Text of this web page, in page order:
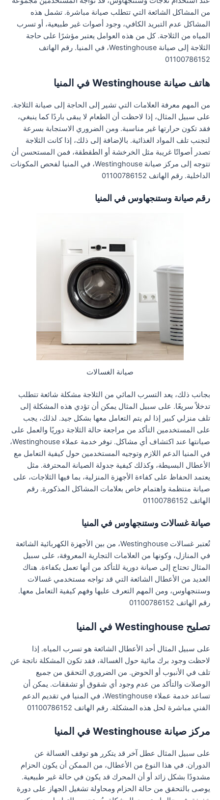
من المشاكل الشائعة التي تتطلب صيانة مباشرة. تشمل هذه
المشاكل عدم التبريد الكافي، وجود أصوات غير طبيعية، أو تسرب
المياه من الثلاجة. كل من هذه العوامل يعتبر مؤشرًا على حاجة
الثلاجة إلى صيانة Westinghouse، في المنيا. رقم الهاتف
01100786152
هاتف صيانة Westinghouse في المنيا
من المهم معرفة العلامات التي تشير إلى الحاجة إلى صيانة الثلاجة.
على سبيل المثال، إذا لاحظت أن الطعام لا يبقى باردًا كما ينبغي،
فقد تكون حرارتها غير مناسبة. ومن الضروري الاستجابة بسرعة
لتجنب تلف المواد الغذائية. بالإضافة إلى ذلك، إذا كانت الثلاجة
تصدر أصواتًا غريبة مثل الخرخشة أو الطقطقة، فمن المستحسن أن
تتوجه إلى مركز صيانة Westinghouse، في المنيا لفحص المكونات
الداخلية. رقم الهاتف 01100786152
رقم صيانة وستنجهاوس في المنيا
صيانة الغسالات
بجانب ذلك، يعد التسرب المائي من الثلاجة مشكلة شائعة تتطلب
تدخلاً سريعًا. على سبيل المثال يمكن أن تؤدي هذه المشكلة إلى
تلف منزلي كبير إذا لم يتم التعامل معها بشكل جيد. لذلك، يجب
على المستخدمين التأكد من مراجعة حالة الثلاجة دوريًا والعمل على
صيانتها عند اكتشاف أي مشاكل. توفر خدمة عملاء Westinghouse،
في المنيا الدعم اللازم وتوجيه المستخدمين حول كيفية التعامل مع
الأعطال البسيطة، وكذلك كيفية جدولة الصيانة المحترفة. مثل
يعتمد الحفاظ على كفاءة الأجهزة المنزلية، بما فيها الثلاجات، على
صيانة منتظمة واهتمام خاص بعلامات المشاكل المذكورة. رقم
الهاتف 01100786152
صيانة غسالات وستنجهاوس في المنيا
تُعتبر غسالات Westinghouse، من بين الأجهزة الكهربائية الشائعة
في المنازل، وكونها من العلامات التجارية المعروفة، على سبيل
المثال تحتاج إلى صيانة دورية للتأكد من أنها تعمل بكفاءة. هناك
العديد من الأعطال الشائعة التي قد تواجه مستخدمي غسالات
وستنجهاوس، ومن المهم التعرف عليها وفهم كيفية التعامل معها.
رقم الهاتف 01100786152
تصليح Westinghouse في المنيا
على سبيل المثال أحد الأعطال الشائعة هو تسرب المياه. إذا
لاحظت وجود برك مائية حول الغسالة، فقد تكون المشكلة ناتجة عن
تلف في الأنبوب أو الحوض. من الضروري التحقق من جميع
الوصلات والتأكد من عدم وجود أي شقوق أو تشققات. يمكن أن
تساعد خدمة عملاء Westinghouse، في المنيا في تقديم الدعم
الفني مباشرة لحل هذه المشكلة. رقم الهاتف 01100786152
مركز صيانة Westinghouse في المنيا
على سبيل المثال عطل آخر قد يتكرر هو توقف الغسالة عن
الدوران. في هذا النوع من الأعطال، من الممكن أن يكون الحزام
مشدودًا بشكل زائد أو أن المحرك قد يكون في حالة غير طبيعية.
يوصى بالتحقق من حالة الحزام ومحاولة تشغيل الجهاز على دورة